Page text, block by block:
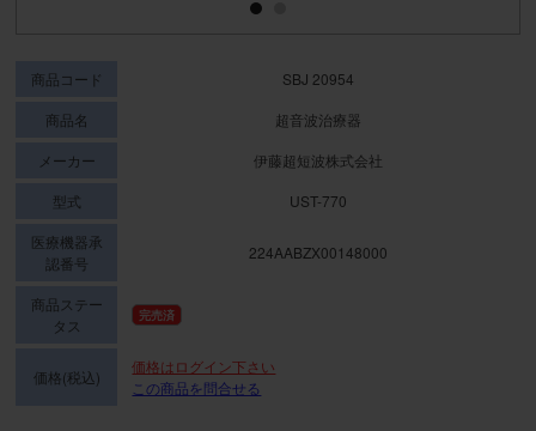
商品コード
SBJ 20954
商品名
超音波治療器
メーカー
伊藤超短波株式会社
型式
UST-770
医療機器承
認番号
224AABZX00148000
商品ステー
タス
完売済
価格(税込)
価格はログイン下さい
この商品を問合せる